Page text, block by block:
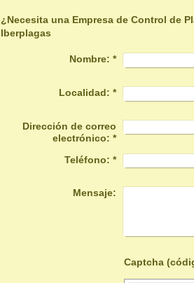
¿Necesita una Empresa de Control de
Iberplagas
Nombre: *
Localidad: *
Dirección de correo
electrónico: *
Teléfono: *
Mensaje: